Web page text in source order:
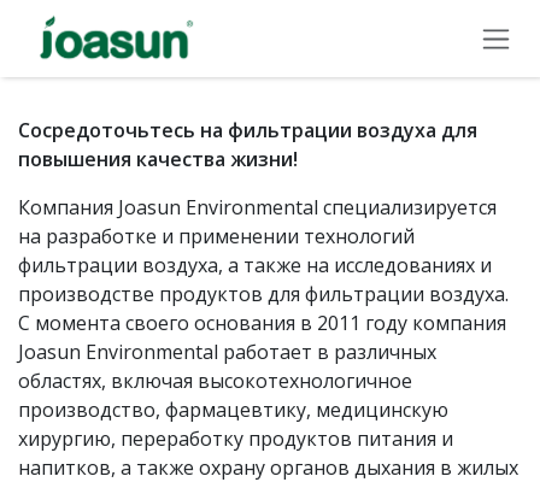
Skip to Content
Сосредоточьтесь на фильтрации воздуха для
повышения качества жизни!
Компания Joasun Environmental специализируется
на разработке и применении технологий
фильтрации воздуха, а также на исследованиях и
производстве продуктов для фильтрации воздуха.
С момента своего основания в 2011 году компания
Joasun Environmental работает в различных
областях, включая высокотехнологичное
производство, фармацевтику, медицинскую
хирургию, переработку продуктов питания и
напитков, а также охрану органов дыхания в жилых